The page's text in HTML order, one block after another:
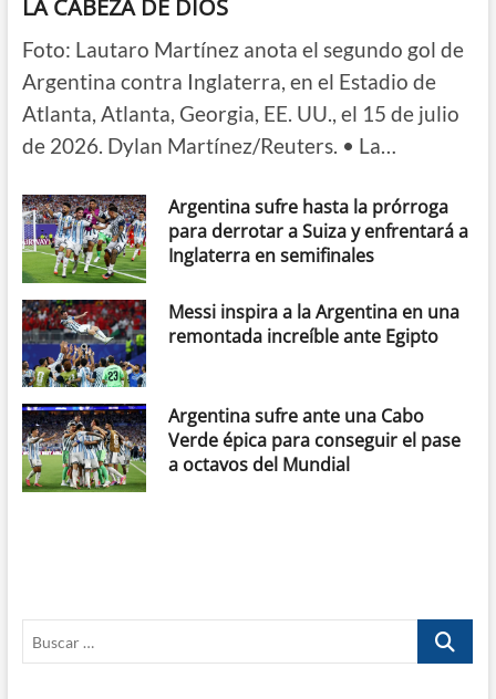
LA CABEZA DE DIOS
Foto: Lautaro Martínez anota el segundo gol de
Argentina contra Inglaterra, en el Estadio de
Atlanta, Atlanta, Georgia, EE. UU., el 15 de julio
de 2026. Dylan Martínez/Reuters. • La…
Argentina sufre hasta la prórroga
para derrotar a Suiza y enfrentará a
Inglaterra en semifinales
Messi inspira a la Argentina en una
remontada increíble ante Egipto
Argentina sufre ante una Cabo
Verde épica para conseguir el pase
a octavos del Mundial
Buscar